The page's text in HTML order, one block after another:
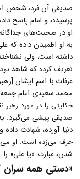
صدیقی آن فرد، شخص
پرسیده، و امام پاسخ داده:
او در صحبت‌های
به او اطمینان داده
داشته است، ولی
تعریف کرده که شاهد
عرفات با اسم ایشان
محمد سعیدی امام
حکایتی را در مورد
صدیقی پیشی می‌گیرد. به
دنیا آورده، شهادت
حرف می‌زده است. او
شدن، عبارت «یا علی» را به
«دستی همه سران